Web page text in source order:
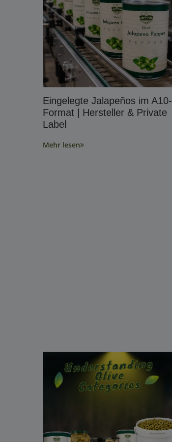
Eingelegte Jalapeños im A10-
Format | Hersteller & Private
Label
Mehr lesen